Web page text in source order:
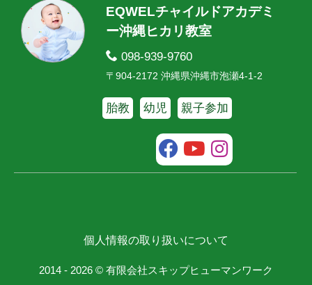
EQWELチャイルドアカデミ
ー沖縄ヒカリ教室
098-939-9760
〒904-2172 沖縄県沖縄市泡瀬4-1-2
胎教 幼児 親子参加
個人情報の取り扱いについて
2014 - 2026 © 有限会社スキップヒューマンワーク